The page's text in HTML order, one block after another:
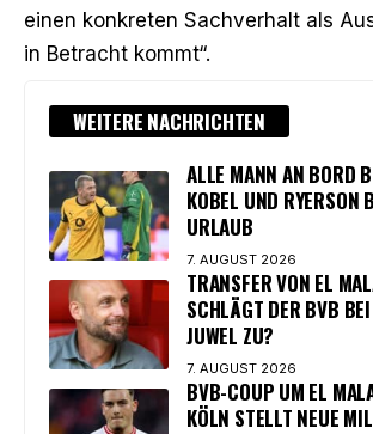
einen konkreten Sachverhalt als
in Betracht kommt“.
WEITERE NACHRICHTEN
ALLE MANN AN BORD
KOBEL UND RYERSON
URLAUB
7. AUGUST 2026
TRANSFER VON EL
SCHLÄGT DER BVB
JUWEL ZU?
7. AUGUST 2026
BVB-COUP UM EL
KÖLN STELLT NEUE